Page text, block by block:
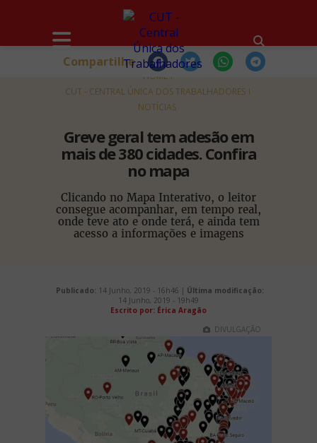
HOME
CUT - CENTRAL ÚNICA DOS TRABALHADORES
NOTÍCIAS
Greve geral tem adesão em
mais de 380 cidades. Confira
no mapa
Clicando no Mapa Interativo, o leitor
consegue acompanhar, em tempo real,
onde teve ato e onde terá, e ainda tem
acesso a informações e imagens
Compartilhe
Publicado: 14 Junho, 2019 - 16h46 | Última modificação:
14 Junho, 2019 - 19h49
Escrito por: Érica Aragão
DIVULGAÇÃO